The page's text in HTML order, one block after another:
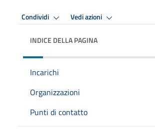
Condividi Vedi azioni
INDICE DELLA PAGINA
Incarichi
Organizzazioni
Punti di contatto